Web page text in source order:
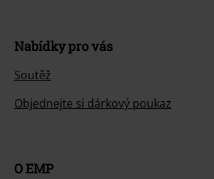
Nabídky pro vás
Soutěž
Objednejte si dárkový poukaz
O EMP